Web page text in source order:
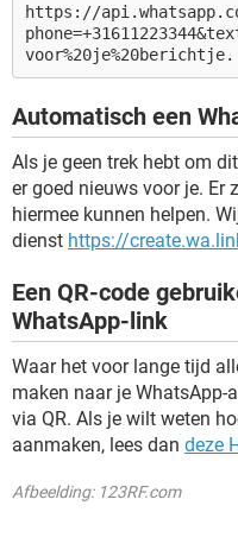
https://
voor%20je%20berichtje.
Automatisch een
Als je geen trek hebt om
er goed nieuws voor je. Er
hiermee kunnen helpen.
dienst https://
Een QR-code
WhatsApp-link
Waar het voor lange tijd
maken naar je
via QR. Als je wilt weten
aanmaken, lees dan deze
Afbeelding: 123RF.com